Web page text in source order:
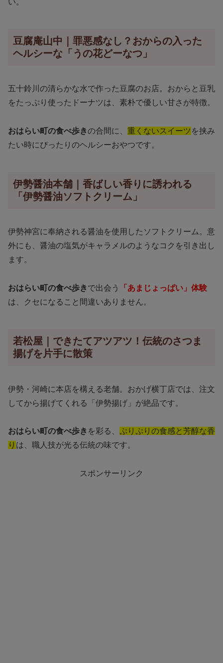
豆腐庵山中｜罪悪感なし？おからの入った
ヘルシーな「うの花どーなつ」
五十鈴川の清らかな水で作った豆腐のお店。おからと豆乳
をたっぷり使ったドーナツは、素朴で優しい甘さが特徴。
おはらい町の食べ歩きの合間に、 重くないスイーツ を挟み
たい時にぴったりのヘルシーおやつです。
伊勢醤油本舗｜香ばしい香りに誘われる
「伊勢醤油ソフトクリーム」
伊勢神宮に奉納される醤油を使用したソフトクリーム。意
外にも、醤油の塩気がキャラメルのようなコクを引き出し
ます。
おはらい町の食べ歩き で出会う
「あまじょっぱい」体験
は、クセになること間違いありません。
若松屋｜できたてアツアツ！伝統のさつま
揚げを片手に散策
伊勢・河崎に本店を構える老舗。おかげ横丁店では、注文
してから揚げてくれる「伊勢揚げ」が絶品です。
おはらい町の食べ歩き を彩る、 ぷりぷりの食感と芳醇な香
り は、職人技が光る伝統の味です。
スポンサーリンク